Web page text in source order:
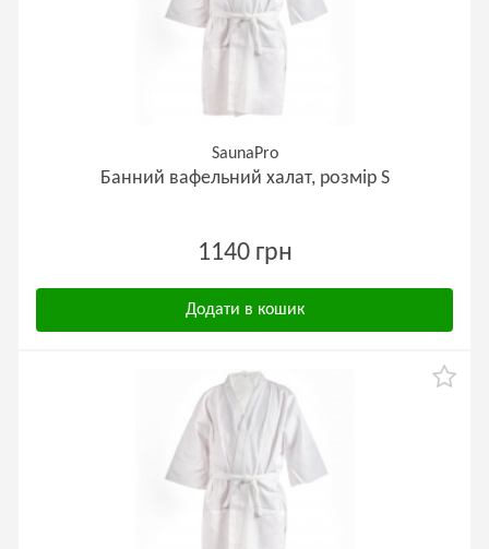
SaunaPro
Банний вафельний халат, розмір S
1140 грн
Додати в кошик